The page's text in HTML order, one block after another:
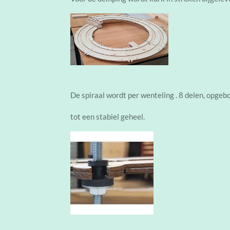
De spiraal wordt per wenteling . 8 delen,
tot een stabiel geheel.